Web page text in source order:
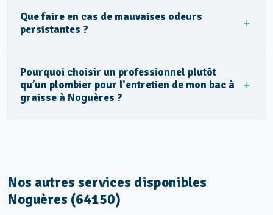
Que faire en cas de mauvaises odeurs
persistantes ?
Pourquoi choisir un professionnel plutôt
qu’un plombier pour l'entretien de mon bac à
graisse à Noguères ?
Nos autres services disponibles
Noguères (64150)